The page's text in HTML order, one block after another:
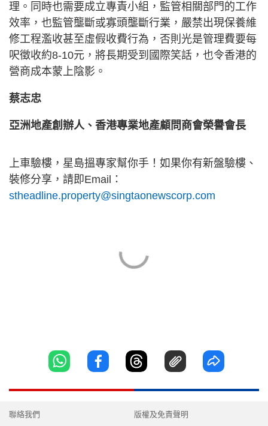
理。同時也需要成立專責小組，監管相關部門的工作
效率，也監管壟斷或寡頭壟斷行業，嚴禁出現保養維
修工程濫收甚至虛假收費行為，否則光是管理費要每
呎徵收約8-10元，將長期受到國際笑話，也令香港的
營商成本蒙上陰影。
蔡志忠
亞洲地產創辦人、香港專業地產顧問商會榮譽會長
上車驗樓，星島搵專家幫你手！如果你有新盤驗樓、
裝修分享，請即Email：
stheadline.property@singtaonewscorp.com
聯絡我們 版權及免責聲明